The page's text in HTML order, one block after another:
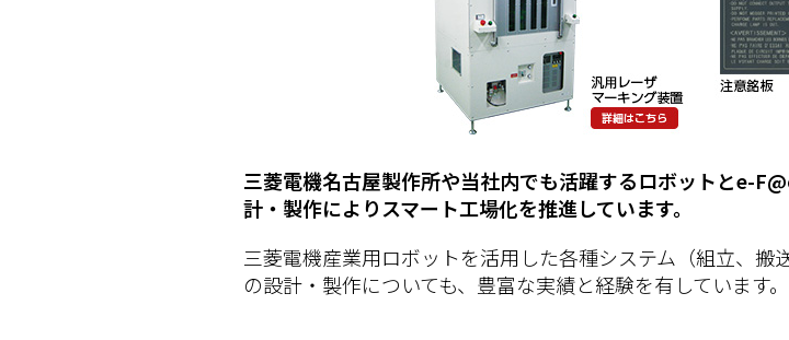
三菱電機名古屋製作所や当社内でも活躍するロボットとe-
計・製作によりスマート工場化を推進しています。
三菱電機産業用ロボットを活用した各種システム（組立、
の設計・製作についても、豊富な実績と経験を有しています。